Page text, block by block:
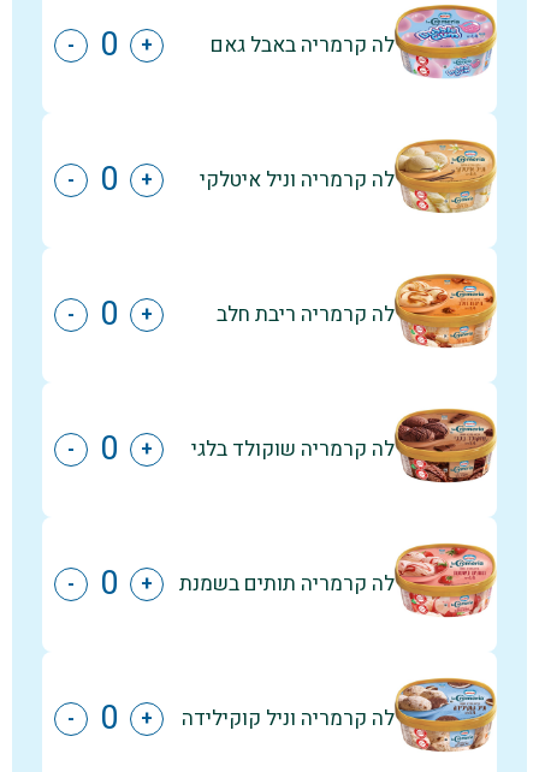
לה קרמריה באבל גאם +
-
לה קרמריה וניל איטלקי +
-
לה קרמריה ריבת חלב +
-
לה קרמריה שוקולד בלגי +
-
לה קרמריה תותים בשמנת +
-
לה קרמריה וניל קוקילידה +
-